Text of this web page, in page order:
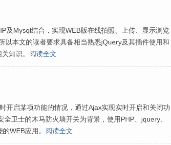
及Mysql结合，实现WEB版在线拍照、上传、显示浏览
以本文的读者要求具备相当熟悉jQuery及其插件使用和
知识。 阅读全文
开启某项功能的情况，通过Ajax实现实时开启和关闭功
卫士的木马防火墙开关为背景，使用PHP、jquery、
WEB应用。 阅读全文